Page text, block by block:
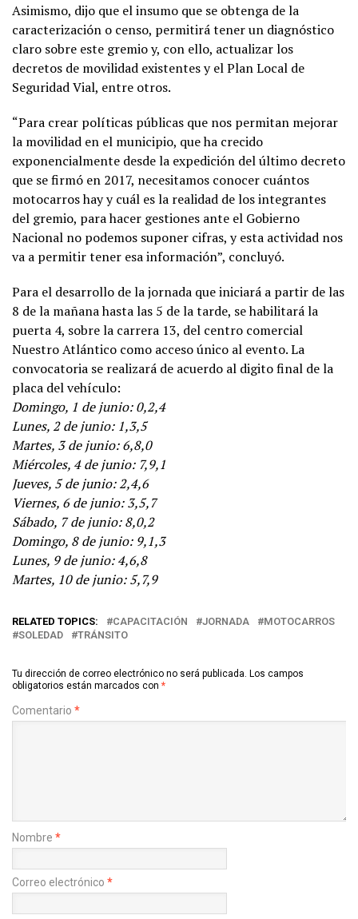
Asimismo, dijo que el insumo que se obtenga de la
caracterización o censo, permitirá tener un diagnóstico
claro sobre este gremio y, con ello, actualizar los
decretos de movilidad existentes y el Plan Local de
Seguridad Vial, entre otros.
“Para crear políticas públicas que nos permitan mejorar
la movilidad en el municipio, que ha crecido
exponencialmente desde la expedición del último decreto
que se firmó en 2017, necesitamos conocer cuántos
motocarros hay y cuál es la realidad de los integrantes
del gremio, para hacer gestiones ante el Gobierno
Nacional no podemos suponer cifras, y esta actividad nos
va a permitir tener esa información”, concluyó.
Para el desarrollo de la jornada que iniciará a partir de las
8 de la mañana hasta las 5 de la tarde, se habilitará la
puerta 4, sobre la carrera 13, del centro comercial
Nuestro Atlántico como acceso único al evento. La
convocatoria se realizará de acuerdo al digito final de la
placa del vehículo:
Domingo, 1 de junio: 0,2,4
Lunes, 2 de junio: 1,3,5
Martes, 3 de junio: 6,8,0
Miércoles, 4 de junio: 7,9,1
Jueves, 5 de junio: 2,4,6
Viernes, 6 de junio: 3,5,7
Sábado, 7 de junio: 8,0,2
Domingo, 8 de junio: 9,1,3
Lunes, 9 de junio: 4,6,8
Martes, 10 de junio: 5,7,9
RELATED TOPICS: CAPACITACIÓN JORNADA
MOTOCARROS
SOLEDAD
TRÁNSITO
Tu dirección de correo electrónico no será publicada. Los campos
obligatorios están marcados con *
Comentario *
Nombre *
Correo electrónico *